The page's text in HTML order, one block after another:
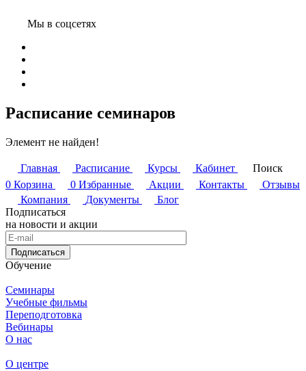
Мы в соцсетях
Расписание семинаров
Элемент не найден!
Главная Расписание Курсы Кабинет
Поиск
0 Корзина 0 Избранные Акции Контакты
Отзывы
Компания
Документы
Блог
Подписаться
на новости и акции
Подписаться
Обучение
Семинары
Учебные фильмы
Переподготовка
Вебинары
О нас
О центре